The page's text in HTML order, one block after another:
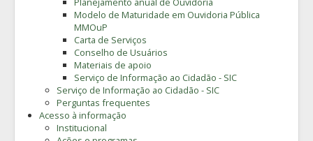
Modelo de Maturidade em Ouvidoria Pública
MMOuP
Carta de Serviços
Conselho de Usuários
Materiais de apoio
Serviço de Informação ao Cidadão - SIC
Serviço de Informação ao Cidadão - SIC
Perguntas frequentes
Acesso à informação
Institucional